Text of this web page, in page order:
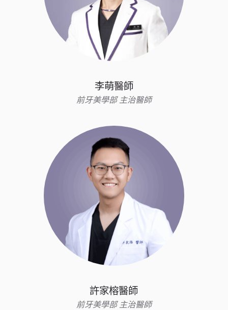
李萌醫師
前牙美學部 主治醫師
許家榕醫師
前牙美學部 主治醫師